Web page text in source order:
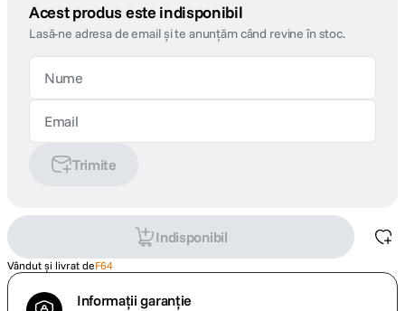
Acest produs este indisponibil
Lasă-ne adresa de email și te anunțăm când revine în stoc.
Trimite
Indisponibil
Vândut și livrat deF64
Informații garanție